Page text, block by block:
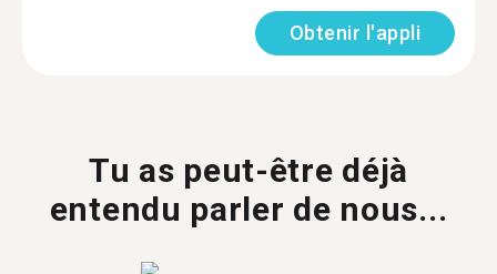
Obtenir l'appli
Tu as peut-être déjà
entendu parler de nous...